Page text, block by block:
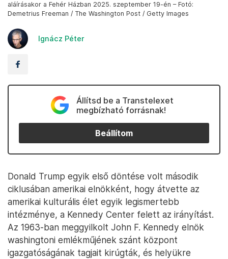
aláírásakor a Fehér Házban 2025. szeptember 19-én – Fotó:
Demetrius Freeman / The Washington Post / Getty Images
Ignácz Péter
Állítsd be a Transtelexet
megbízható forrásnak!
Beállítom
Donald Trump egyik első döntése volt második
ciklusában amerikai elnökként, hogy átvette az
amerikai kulturális élet egyik legismertebb
intézménye, a Kennedy Center felett az irányítást.
Az 1963-ban meggyilkolt John F. Kennedy elnök
washingtoni emlékműjének szánt központ
igazgatóságának tagjait kirúgták, és helyükre